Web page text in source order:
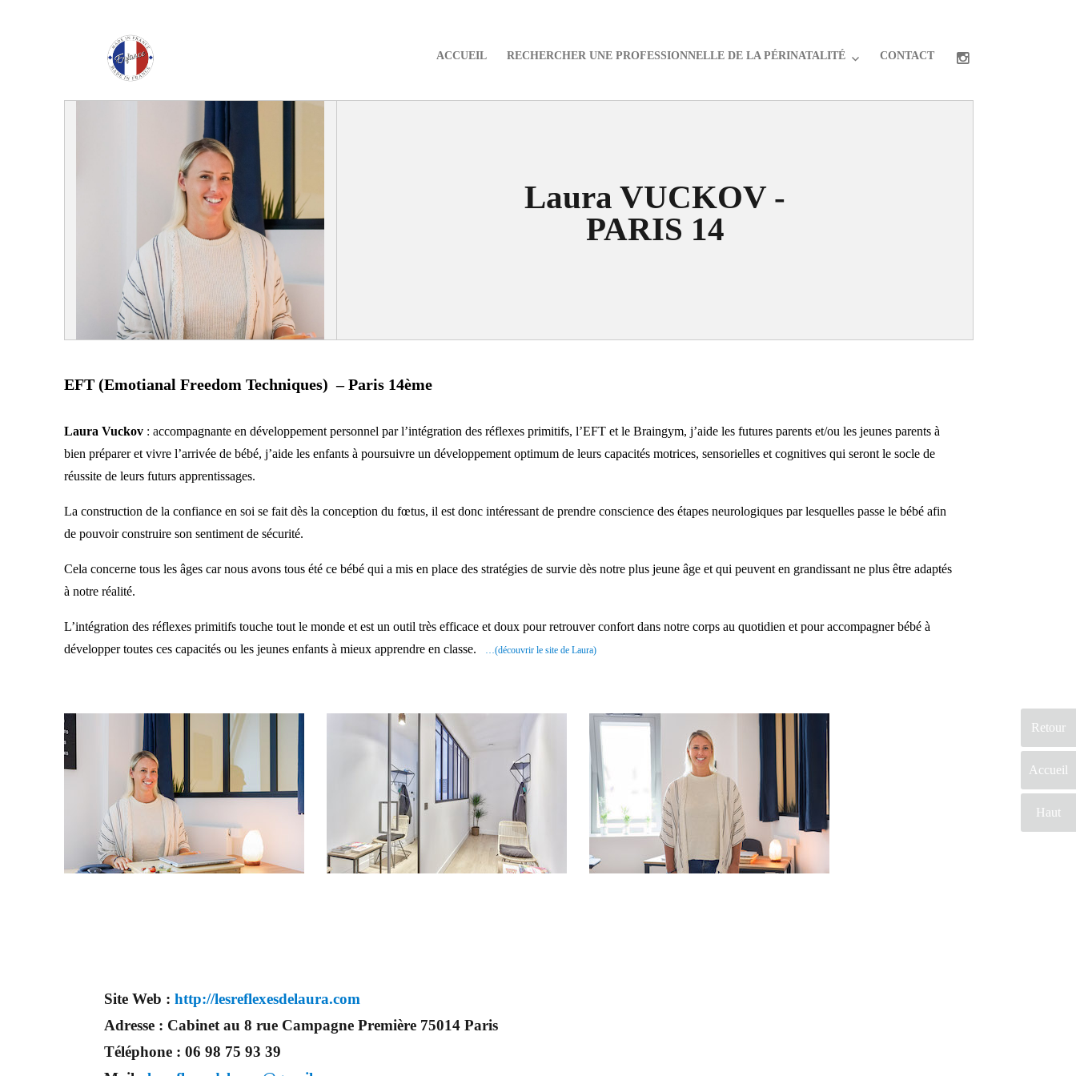
Enfance Made in France
ACCUEIL RECHERCHER UNE PROFESSIONNELLE DE LA PÉRINATALITÉ CONTACT
Retour
Accueil
Haut
Laura VUCKOV -
PARIS 14
EFT (Emotianal Freedom Techniques) – Paris 14ème
Laura Vuckov : accompagnante en développement personnel par l’intégration des réflexes primitifs, l’EFT et le Braingym, j’aide les futures parents et/ou les jeunes parents à
bien préparer et vivre l’arrivée de bébé, j’aide les enfants à poursuivre un développement optimum de leurs capacités motrices, sensorielles et cognitives qui seront le socle de
réussite de leurs futurs apprentissages.
La construction de la confiance en soi se fait dès la conception du fœtus, il est donc intéressant de prendre conscience des étapes neurologiques par lesquelles passe le bébé afin
de pouvoir construire son sentiment de sécurité.
Cela concerne tous les âges car nous avons tous été ce bébé qui a mis en place des stratégies de survie dès notre plus jeune âge et qui peuvent en grandissant ne plus être adaptés
à notre réalité.
L’intégration des réflexes primitifs touche tout le monde et est un outil très efficace et doux pour retrouver confort dans notre corps au quotidien et pour accompagner bébé à
développer toutes ces capacités ou les jeunes enfants à mieux apprendre en classe.
…(découvrir le site de Laura)
Site Web :http://lesreflexesdelaura.com
Adresse : Cabinet au 8 rue Campagne Première 75014 Paris
Téléphone :06 98 75 93 39